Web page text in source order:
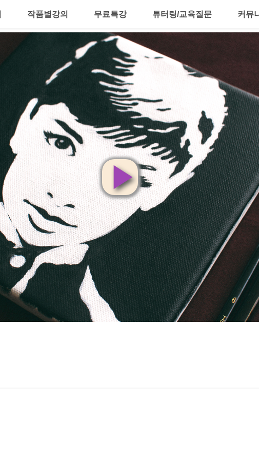
작품별강의 무료특강 튜터링/교육질문 커뮤
영
상
재
생